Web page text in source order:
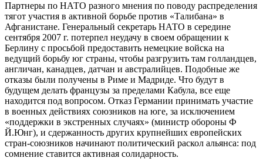
Партнеры по НАТО разного мнения по поводу распределения
тягот участия в активной борьбе против «Талибана» в
Афганистане. Генеральный секретарь НАТО в середине
сентября 2007 г. потерпел неудачу в своем обращении к
Берлину с просьбой предоставить немецкие войска на
ведущий борьбу юг страны, чтобы разгрузить там голландцев,
англичан, канадцев, датчан и австралийцев. Подобные же
отказы были получены в Риме и Мадриде. Что будут в
будущем делать французы за пределами Кабула, все еще
находится под вопросом. Отказ Германии принимать участие
в военных действиях союзников на юге, за исключением
«поддержки в экстренных случаях» (министр обороны Ф
Й.Юнг), и сдержанность других крупнейших европейских
стран-союзников начинают политический раскол альянса: под
сомнение ставится активная солидарность.